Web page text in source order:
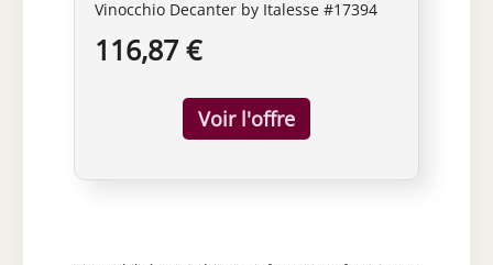
Vinocchio Decanter by Italesse #17394
116,87 €